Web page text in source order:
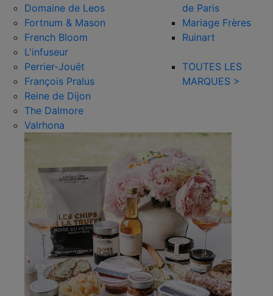
Domaine de Leos
Fortnum & Mason
French Bloom
L'infuseur
Perrier-Jouët
François Pralus
Reine de Dijon
The Dalmore
Valrhona
de Paris
Mariage Frères
Ruinart
TOUTES LES
MARQUES >